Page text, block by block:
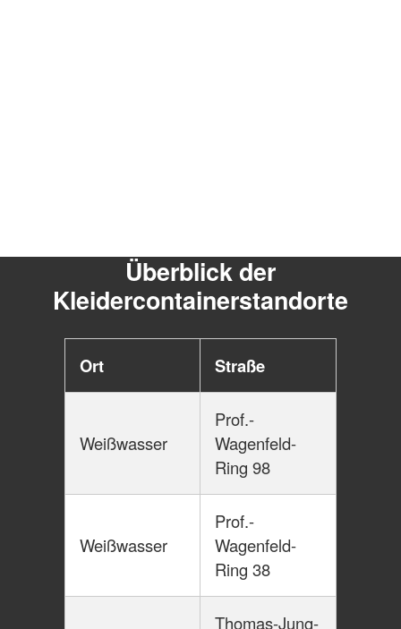
Überblick der
Kleidercontainerstandorte
Ort Straße
Weißwasser
Prof.-
Wagenfeld-
Ring 98
Weißwasser
Prof.-
Wagenfeld-
Ring 38
Thomas-Jung-